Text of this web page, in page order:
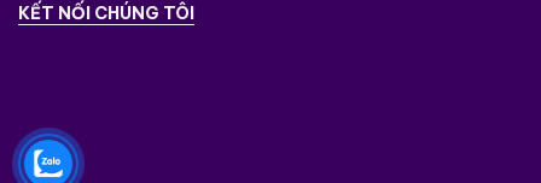
KẾT NỐI CHÚNG TÔI